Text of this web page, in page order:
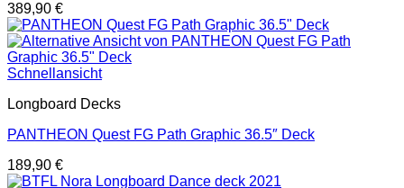
389,90 €
Schnellansicht
Longboard Decks
PANTHEON Quest FG Path Graphic 36.5″ Deck
189,90 €